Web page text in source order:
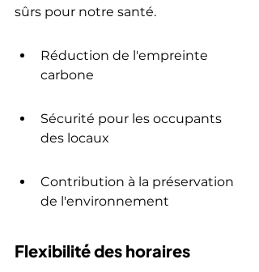
sûrs pour notre santé.
Réduction de l'empreinte
carbone
Sécurité pour les occupants
des locaux
Contribution à la préservation
de l'environnement
Flexibilité des horaires